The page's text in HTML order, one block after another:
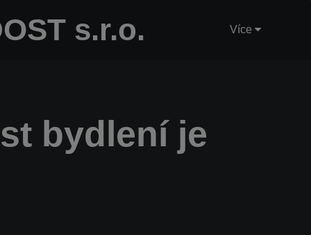
s.r.o. Více
bydlení je